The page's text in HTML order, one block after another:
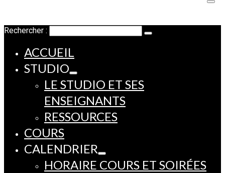
Rechercher :
ACCUEIL
STUDIO
LE STUDIO ET SES
ENSEIGNANTS
RESSOURCES
COURS
CALENDRIER
HORAIRE COURS ET SOIRÉES